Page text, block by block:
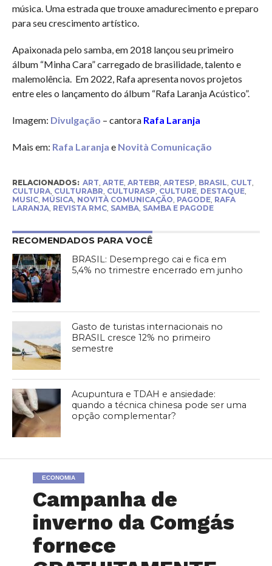
música. Uma estrada que trouxe amadurecimento e preparo
para seu crescimento artístico.
Apaixonada pelo samba, em 2018 lançou seu primeiro
álbum “Minha Cara” carregado de brasilidade, talento e
malemolência. Em 2022, Rafa apresenta novos projetos
entre eles o lançamento do álbum “Rafa Laranja Acústico”.
Imagem: Divulgação – cantora Rafa Laranja
Mais em: Rafa Laranja e Novità Comunicação
RELACIONADOS: ART, ARTE, ARTEBR, ARTESP, BRASIL, CULT,
CULTURA, CULTURABR, CULTURASP, CULTURE, DESTAQUE,
MUSIC, MÚSICA, NOVITÀ COMUNICAÇÃO, PAGODE, RAFA
LARANJA, REVISTA RMC, SAMBA, SAMBA E PAGODE
RECOMENDADOS PARA VOCÊ
BRASIL: Desemprego cai e fica em
5,4% no trimestre encerrado em junho
Gasto de turistas internacionais no
BRASIL cresce 12% no primeiro
semestre
Acupuntura e TDAH e ansiedade:
quando a técnica chinesa pode ser uma
opção complementar?
ECONOMIA
Campanha de
inverno da Comgás
fornece